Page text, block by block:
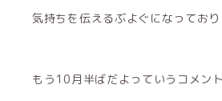
気持ちを伝えるぶよぐになってお
もう10月半ばだよっていうコメン